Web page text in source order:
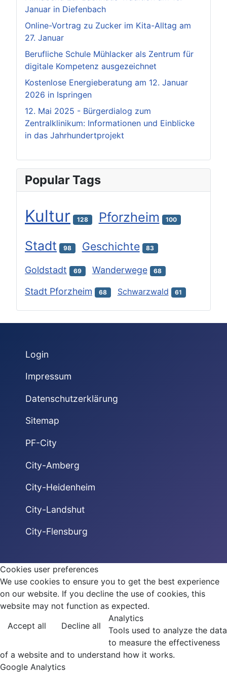
Januar in Diefenbach
Online-Vortrag zu Zucker im Kita-Alltag am
27. Januar
Berufliche Schule Mühlacker als Zentrum für
digitale Kompetenz ausgezeichnet
Kostenlose Energieberatung am 12. Januar
2026 in Ispringen
12. Mai 2025 - Bürgerdialog zum
Zentralklinikum: Informationen und Einblicke
in das Jahrhundertprojekt
Popular Tags
Kultur 128 Pforzheim 100
Stadt 98 Geschichte 83
Goldstadt 69 Wanderwege 68
Stadt Pforzheim 68 Schwarzwald 61
Login
Impressum
Datenschutzerklärung
Sitemap
PF-City
City-Amberg
City-Heidenheim
City-Landshut
City-Flensburg
Cookies user preferences
We use cookies to ensure you to get the best experience
on our website. If you decline the use of cookies, this
website may not function as expected.
Accept all
Decline all
Analytics
Tools used to analyze the data
to measure the effectiveness
of a website and to understand how it works.
Google Analytics